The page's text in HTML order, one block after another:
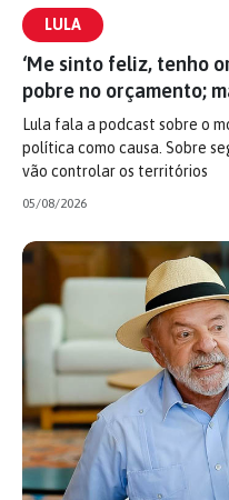
LULA
‘Me sinto feliz, tenho
pobre no orçamento;
Lula fala a podcast sobre o
política como causa. Sobre
vão controlar os territórios
05/08/2026